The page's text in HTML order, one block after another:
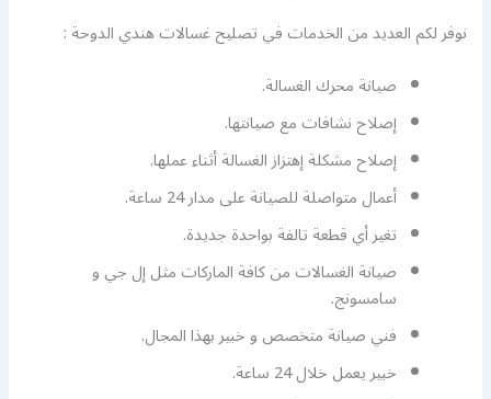
نوفر لكم العديد من الخدمات في تصليح غسالات هندي الدوحة :
صيانة محرك الغسالة.
إصلاح نشافات مع صيانتها.
إصلاح مشكلة إهتزاز الغسالة أثناء عملها.
أعمال متواصلة للصيانة على مدار 24 ساعة.
تغير أي قطعة تالفة بواحدة جديدة.
صيانة الغسالات من كافة الماركات مثل إل جي و
سامسونج.
فني صيانة متخصص و خبير بهذا المجال.
خبير يعمل خلال 24 ساعة.